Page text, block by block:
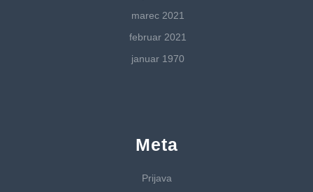
marec 2021
februar 2021
januar 1970
Meta
Prijava